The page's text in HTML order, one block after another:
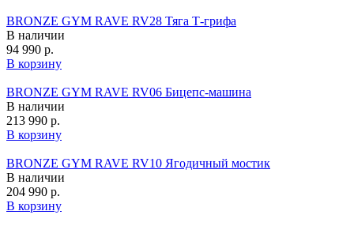
BRONZE GYM RAVE RV28 Тяга Т-грифа
В наличии
94 990 р.
В корзину
BRONZE GYM RAVE RV06 Бицепс-машина
В наличии
213 990 р.
В корзину
BRONZE GYM RAVE RV10 Ягодичный мостик
В наличии
204 990 р.
В корзину